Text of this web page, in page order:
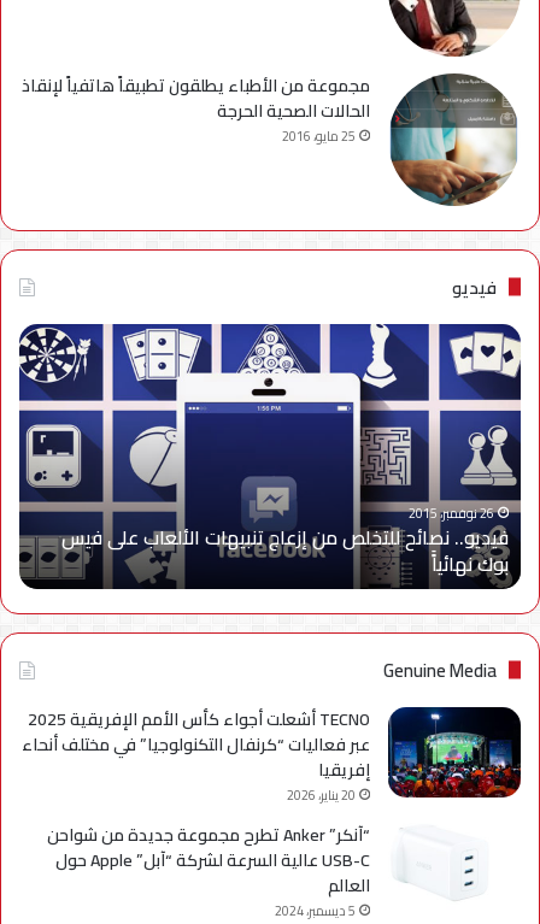
مجموعة من الأطباء يطلقون تطبيقاً هاتفياً لإنقاذ
الحالات الصحية الحرجة
25 مايو، 2016
فيديو
فيديو..
نصائح
للتخلص
من
إزعاج
تنبيهات
الألعاب
على
فيس
بوك
نهائياًَ
26 نوفمبر، 2015
فيديو.. نصائح للتخلص من إزعاج تنبيهات الألعاب على فيس
بوك نهائياًَ
Genuine Media
TECNO أشعلت أجواء كأس الأمم الإفريقية 2025
عبر فعاليات “كرنفال التكنولوجيا” في مختلف أنحاء
إفريقيا
20 يناير، 2026
“آنكر” Anker تطرح مجموعة جديدة من شواحن
USB-C عالية السرعة لشركة “آبل” Apple حول
العالم
5 ديسمبر، 2024